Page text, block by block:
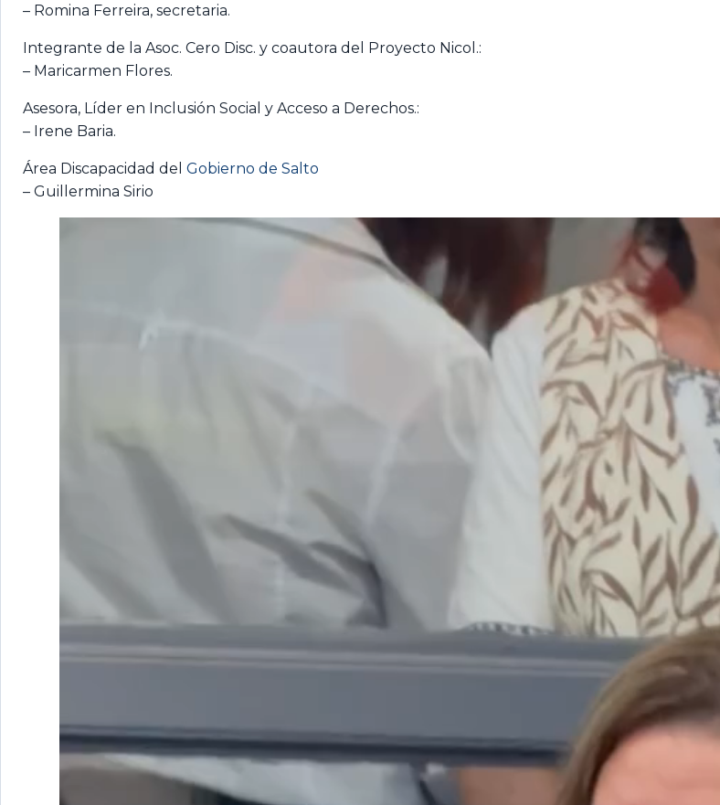
– Romina Ferreira, secretaria.
Integrante de la Asoc. Cero Disc. y coautora del Proyecto Nicol.:
– Maricarmen Flores.
Asesora, Líder en Inclusión Social y Acceso a Derechos.:
– Irene Baria.
Área Discapacidad del Gobierno de Salto
– Guillermina Sirio